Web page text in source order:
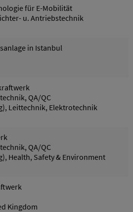
für E-Mobilität
u. Antriebstechnik
in Istanbul
QA/QC
Leittechnik, Elektrotechnik
QA/QC
Health, Safety & Environment
Kingdom